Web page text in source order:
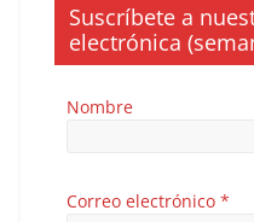
Suscríbete a
electrónica
Nombre
Correo electrónico *